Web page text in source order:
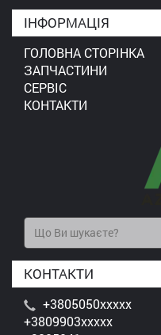
ІНФОРМАЦІЯ
ГОЛОВНА СТОРІНКА
ЗАПЧАСТИНИ
СЕРВІС
КОНТАКТИ
КОНТАКТИ
+3805050xxxxx
+3809903xxxxx